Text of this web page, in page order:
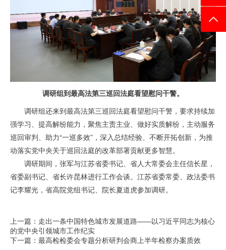
调研组到最高法第三巡回法庭看望慰问干警。
调研组还来到最高法第三巡回法庭看望慰问干警，要求持续加
强学习、提高解纷能力，聚焦主责主业、做好实质解纷，主动服务
巡回审判、助力“一巡多效”，深入总结经验、不断开拓创新，为推
动落实党中央关于巡回法庭的改革部署贡献更多智慧。
调研期间，张军与江苏省委书记、省人大常委会主任信长星，
省委副书记、省长许昆林进行工作会谈。江苏省委常委、政法委书
记李耀光，省高院党组书记、院长夏道虎参加调研。
上一篇：走出一条中国特色城市发展道路——以习近平同志为核心
的党中央引领城市工作纪实
下一篇：最高检检委会专题分析研判会商上半年检察办案质效
返回